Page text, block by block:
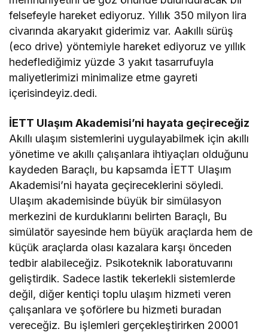
felsefeyle hareket ediyoruz. Yıllık 350 milyon lira
civarında akaryakıt giderimiz var. Aakıllı sürüş
(eco drive) yöntemiyle hareket ediyoruz ve yıllık
hedeflediğimiz yüzde 3 yakıt tasarrufuyla
maliyetlerimizi minimalize etme gayreti
içerisindeyiz.dedi.
İETT Ulaşım Akademisi’ni hayata geçireceğiz
Akıllı ulaşım sistemlerini uygulayabilmek için akıllı
yönetime ve akıllı çalışanlara ihtiyaçları olduğunu
kaydeden Baraçlı, bu kapsamda İETT Ulaşım
Akademisi’ni hayata geçireceklerini söyledi.
Ulaşım akademisinde büyük bir simülasyon
merkezini de kurduklarını belirten Baraçlı, Bu
simülatör sayesinde hem büyük araçlarda hem de
küçük araçlarda olası kazalara karşı önceden
tedbir alabileceğiz. Psikoteknik laboratuvarını
geliştirdik. Sadece lastik tekerlekli sistemlerde
değil, diğer kentiçi toplu ulaşım hizmeti veren
çalışanlara ve şoförlere bu hizmeti buradan
vereceğiz. Bu işlemleri gerçekleştirirken 20001